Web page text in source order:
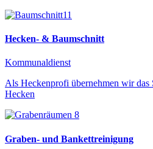
Hecken- & Baumschnitt
Kommunaldienst
Als Heckenprofi übernehmen wir das
Hecken
Graben- und Bankettreinigung